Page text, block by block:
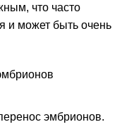
что часто
и может быть очень
эмбрионов.